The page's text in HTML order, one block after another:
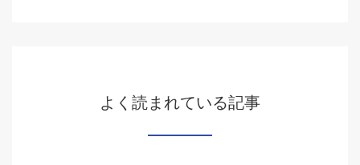
よく読まれている記事